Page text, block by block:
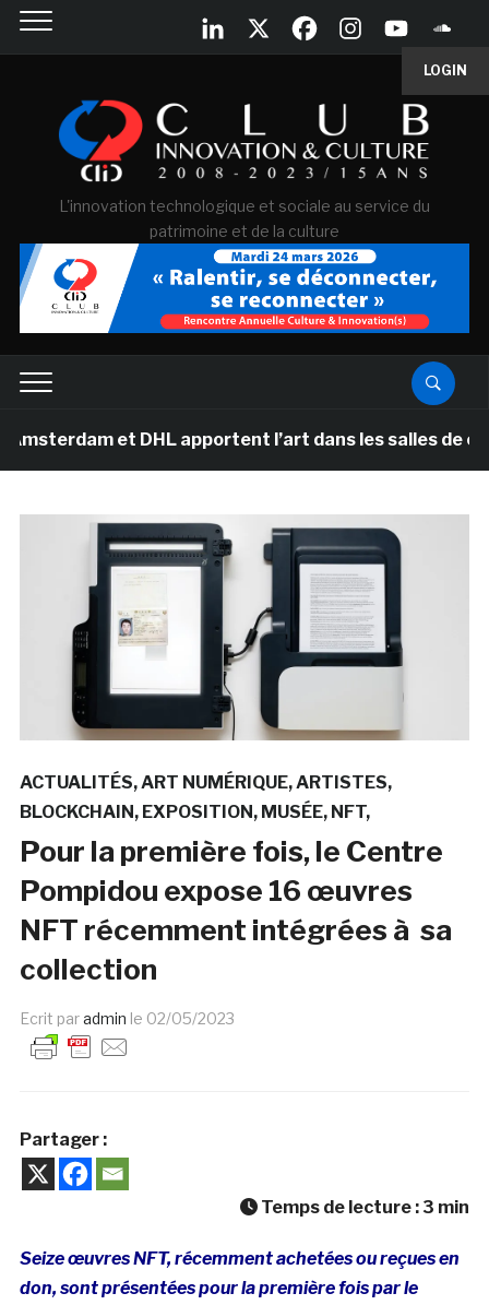
LOGIN
L'innovation technologique et sociale au service du
patrimoine et de la culture
et DHL apportent l’art dans les salles de classe
ACTUALITÉS ART NUMÉRIQUE ARTISTES
BLOCKCHAIN EXPOSITION MUSÉE NFT
Pour la première fois, le Centre
Pompidou expose 16 œuvres
NFT récemment intégrées à sa
collection
Ecrit paradmin le 02/05/2023
Partager :
Temps de lecture : 3 min
Seize œuvres NFT, récemment achetées ou reçues en
don, sont présentées pour la première fois par le